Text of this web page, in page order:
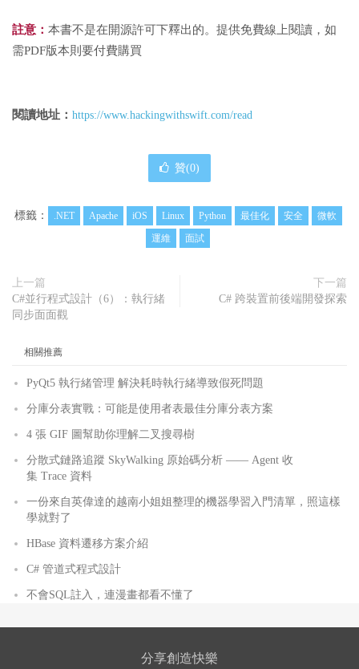
註意： 本書不是在開源許可下釋出的。提供免費線上閱讀，如
需PDF版本則要付費購買
閱讀地址： https://www.hackingwithswift.com/read
贊(0)
標籤： .NET Apache iOS Linux Python 最佳化 安全
微軟
運維
面試
上一篇
C#並行程式設計（6）：執行緒
同步面面觀
下一篇
C# 跨裝置前後端開發探索
相關推薦
PyQt5 執行緒管理 解決耗時執行緒導致假死問題
分庫分表實戰：可能是使用者表最佳分庫分表方案
4 張 GIF 圖幫助你理解二叉搜尋樹
分散式鏈路追蹤 SkyWalking 原始碼分析 —— Agent 收
集 Trace 資料
一份來自英偉達的越南小姐姐整理的機器學習入門清單，照這樣
學就對了
HBase 資料遷移方案介紹
C# 管道式程式設計
不會SQL註入，連漫畫都看不懂了
分享創造快樂